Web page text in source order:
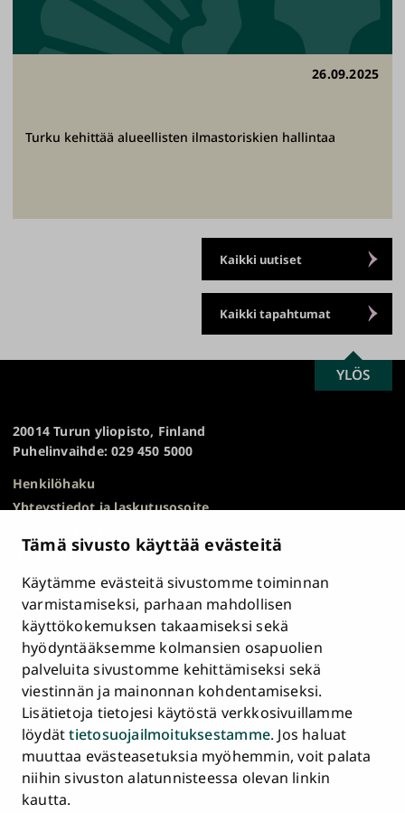
Tämä sivusto käyttää evästeitä
Käytämme evästeitä sivustomme toiminnan
varmistamiseksi, parhaan mahdollisen
käyttökokemuksen takaamiseksi sekä
hyödyntääksemme kolmansien osapuolien
palveluita sivustomme kehittämiseksi sekä
viestinnän ja mainonnan kohdentamiseksi.
Lisätietoja tietojesi käytöstä verkkosivuillamme
löydättietosuojailmoituksestamme. Jos haluat
muuttaa evästeasetuksia myöhemmin, voit palata
niihin sivuston alatunnisteessa olevan linkin
kautta.
26.09.2025
Turku kehittää alueellisten ilmastoriskien hallintaa
Kaikki uutiset
Kaikki tapahtumat
20014 Turun yliopisto, Finland
Puhelinvaihde: 029 450 5000
Henkilöhaku
Yhteystiedot ja laskutusosoite
HR Excellence in Research
Tietosuojailmoitus
Asiakirjajulkisuuskuvaus ja tietopyynnöt
Väärinkäytösepäilyt
Saavutettavuusseloste
Palaute
Intranet ja sähköiset työkalut
Evästeasetukset
Päävalikko
ETUSIVU
Turun
yliopisto
Turun
yliopisto
TurunTurunTurunTurun
SCROLL
TO
YLÖS